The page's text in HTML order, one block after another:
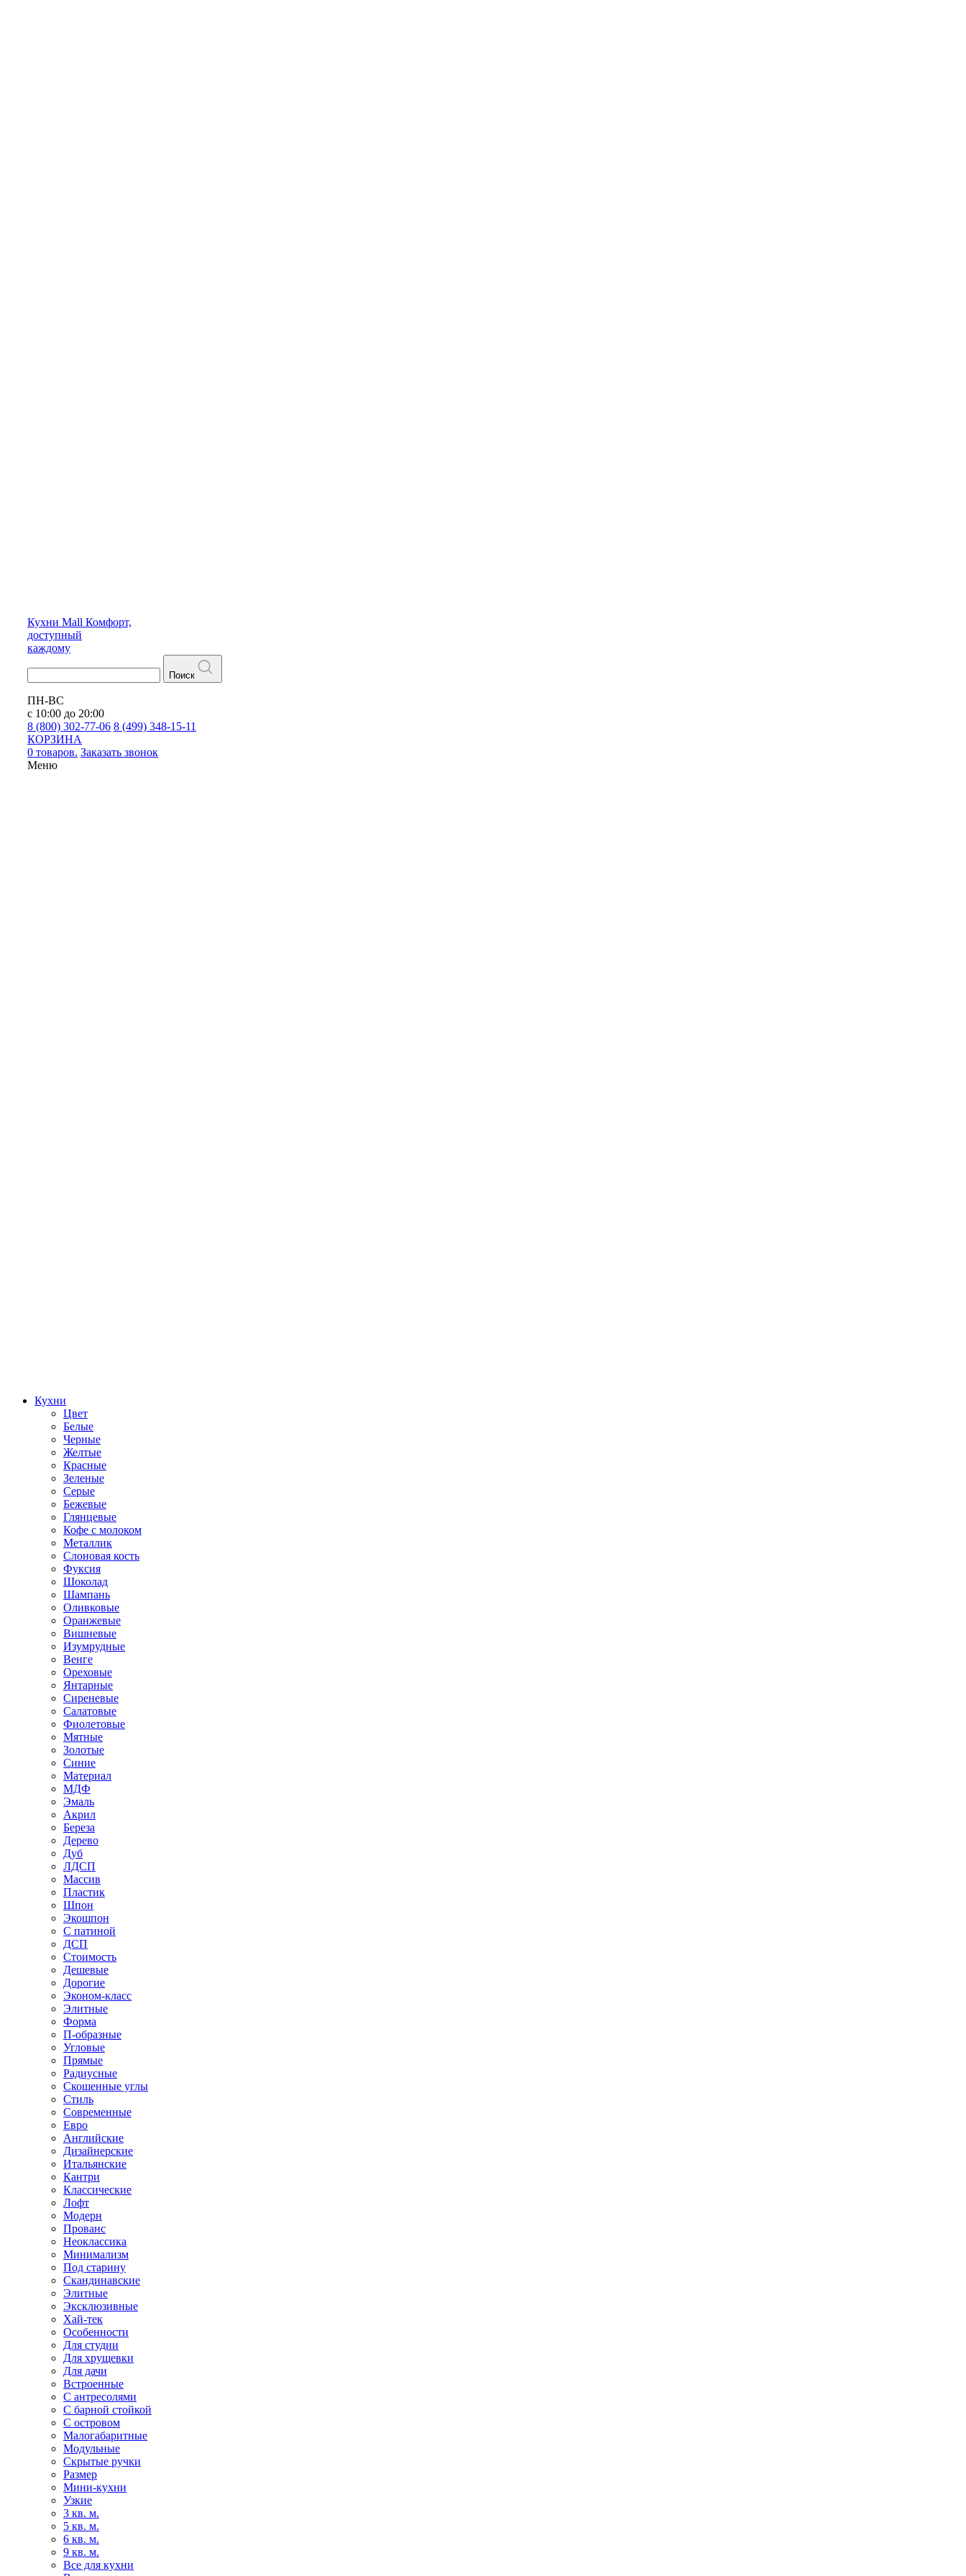
Кухни Mall Комфорт,
доступный
каждому
Поиск
ПН-ВС
с 10:00 до 20:00
8 (800) 302-77-06 8 (499) 348-15-11
КОРЗИНА
0 товаров. Заказать звонок
Меню
Кухни
Цвет
Белые
Черные
Желтые
Красные
Зеленые
Серые
Бежевые
Глянцевые
Кофе с молоком
Металлик
Слоновая кость
Фуксия
Шоколад
Шампань
Оливковые
Оранжевые
Вишневые
Изумрудные
Венге
Ореховые
Янтарные
Сиреневые
Салатовые
Фиолетовые
Мятные
Золотые
Синие
Материал
МДФ
Эмаль
Акрил
Береза
Дерево
Дуб
ЛДСП
Массив
Пластик
Шпон
Экошпон
С патиной
ДСП
Стоимость
Дешевые
Дорогие
Эконом-класс
Элитные
Форма
П-образные
Угловые
Прямые
Радиусные
Скошенные углы
Стиль
Современные
Евро
Английские
Дизайнерские
Итальянские
Кантри
Классические
Лофт
Модерн
Прованс
Неоклассика
Минимализм
Под старину
Скандинавские
Элитные
Эксклюзивные
Хай-тек
Особенности
Для студии
Для хрущевки
Для дачи
Встроенные
С антресолями
С барной стойкой
С островом
Малогабаритные
Модульные
Скрытые ручки
Размер
Мини-кухни
Узкие
3 кв. м.
5 кв. м.
6 кв. м.
9 кв. м.
Все для кухни